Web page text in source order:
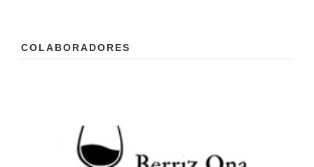
COLABORADORES